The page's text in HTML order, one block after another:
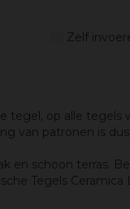
Zelf
tegel, op alle
van patronen is
en schoon terras.
Tegels Ceramica